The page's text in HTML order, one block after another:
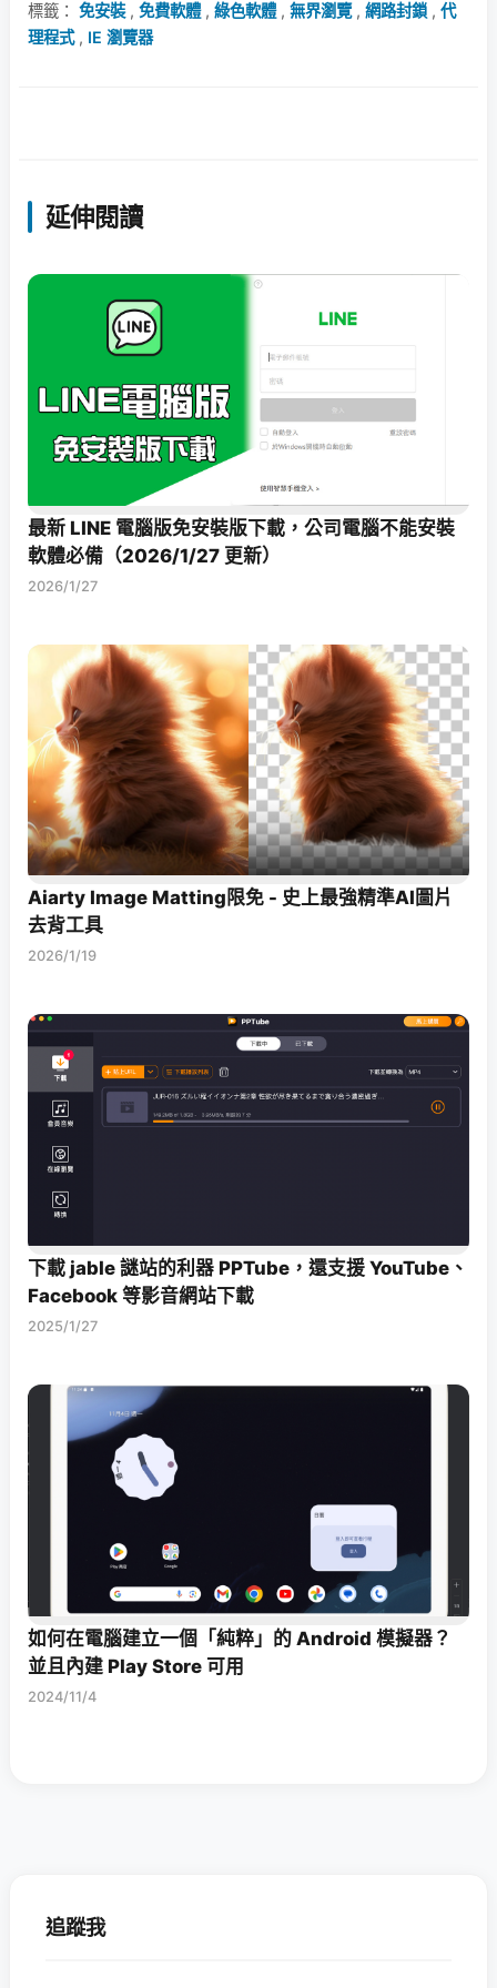
標籤： 免安裝, 免費軟體, 綠色軟體, 無界瀏覽, 網路封鎖 , 代
理程式, IE 瀏覽器
延伸閱讀
最新 LINE 電腦版免安裝版下載，公司電腦不能安裝
軟體必備（2026/1/27 更新）
2026/1/27
Aiarty Image Matting限免 - 史上最強精準AI圖片
去背工具
2026/1/19
下載 jable 謎站的利器 PPTube，還支援 YouTube、
Facebook 等影音網站下載
2025/1/27
如何在電腦建立一個「純粹」的 Android 模擬器？
並且內建 Play Store 可用
2024/11/4
追蹤我